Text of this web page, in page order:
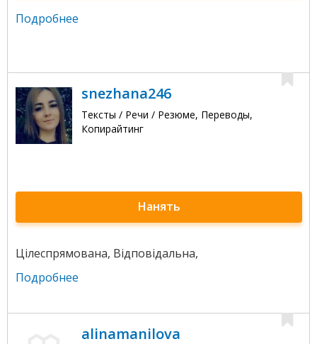
Подробнее
snezhana246
Тексты / Речи / Резюме, Переводы,
Копирайтинг
Нанять
Цілеспрямована, Відповідальна,
Подробнее
alinamanilova